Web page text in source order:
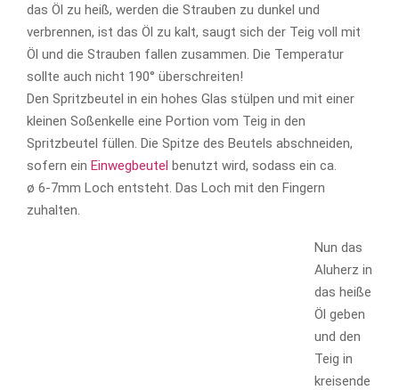
das Öl zu heiß, werden die Strauben zu dunkel und
verbrennen, ist das Öl zu kalt, saugt sich der Teig voll mit
Öl und die Strauben fallen zusammen. Die Temperatur
sollte auch nicht 190° überschreiten!
Den Spritzbeutel in ein hohes Glas stülpen und mit einer
kleinen Soßenkelle eine Portion vom Teig in den
Spritzbeutel füllen. Die Spitze des Beutels abschneiden,
sofern ein Einwegbeutel benutzt wird, sodass ein ca.
ø 6-7mm Loch entsteht. Das Loch mit den Fingern
zuhalten.
Nun das
Aluherz in
das heiße
Öl geben
und den
Teig in
kreisende